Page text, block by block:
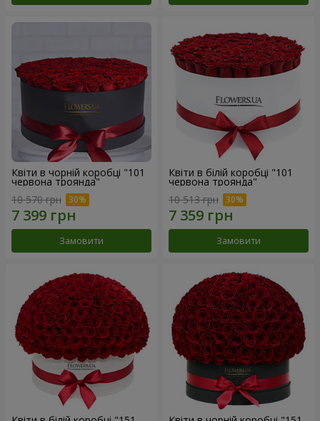
Квіти в чорній коробці "101
червона троянда"
10 570 грн
Замовити
Квіти в білій коробці "101
червона троянда"
10 513 грн
Замовити